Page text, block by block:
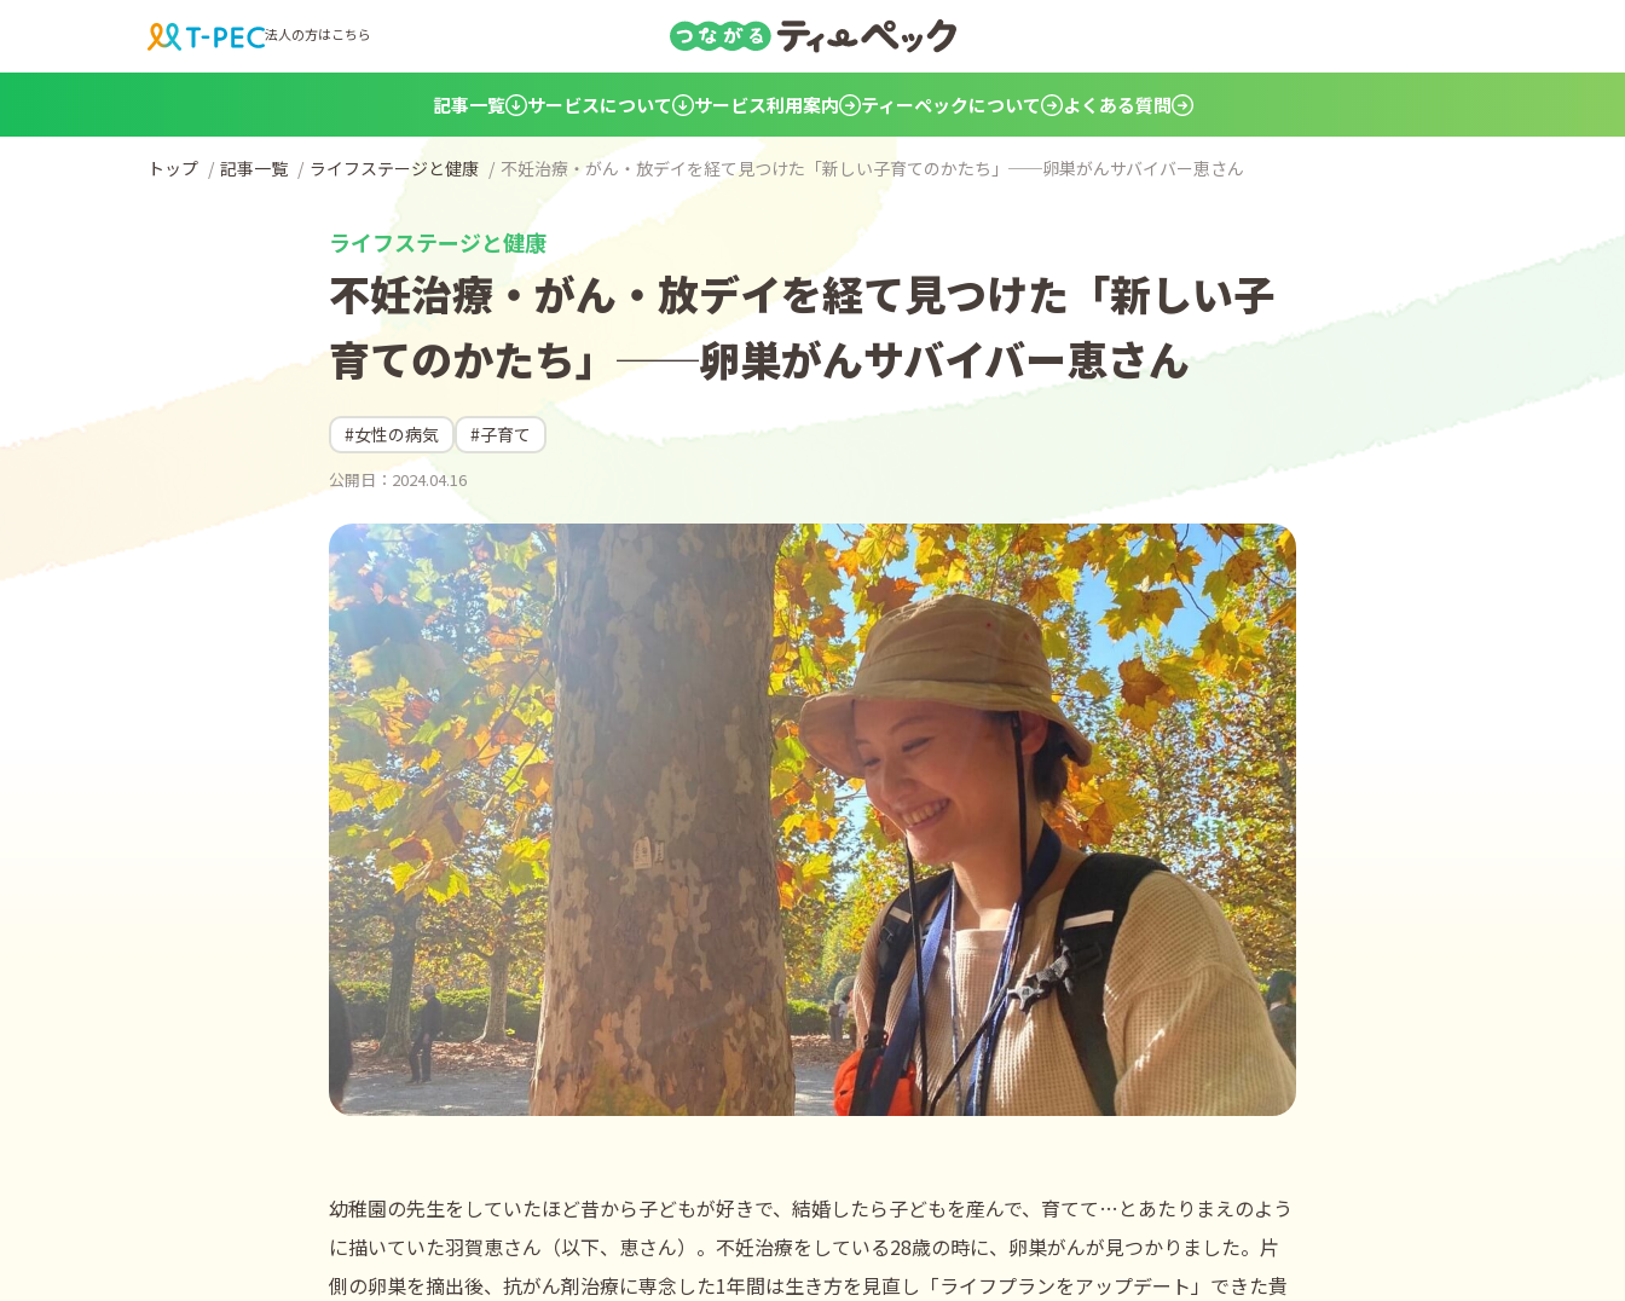
法人の方はこちら
記事一覧 サービスについて サービス利用案内 ティーペックについて よくある質問
トップ 記事一覧 ライフステージと健康 不妊治療・がん・放デイを経て見つけた「新しい子育てのかたち」──卵巣がんサバイバー恵さん
ライフステージと健康
不妊治療・がん・放デイを経て見つけた「新しい子
育てのかたち」──卵巣がんサバイバー恵さん
#女性の病気 #子育て
公開日：2024.04.16
幼稚園の先生をしていたほど昔から子どもが好きで、結婚したら子どもを産んで、育てて…とあたりまえのよう
に描いていた羽賀恵さん（以下、恵さん）。不妊治療をしている28歳の時に、卵巣がんが見つかりました。片
側の卵巣を摘出後、抗がん剤治療に専念した1年間は生き方を見直し「ライフプランをアップデート」できた貴